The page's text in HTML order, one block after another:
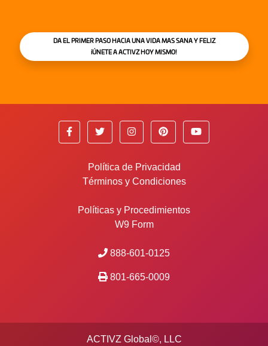
DA EL PRIMER PASO HACIA UNA VIDA MAS SANA Y FELIZ
iÚNETE A ACTIVZ HOY MISMO!
Política de Privacidad
Términos y Condiciones
Políticas y Procedimientos
W9 Form
888-601-0125
801-665-0009
ACTIVZ Global©, LLC